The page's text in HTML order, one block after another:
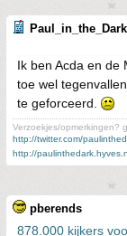
Paul_in_the_Dark
Ik ben Acda en de
toe wel
te geforceerd.
Verzoekjes/opmerkingen?
http://twitter.com/
http://
pberends
878.000 kijkers